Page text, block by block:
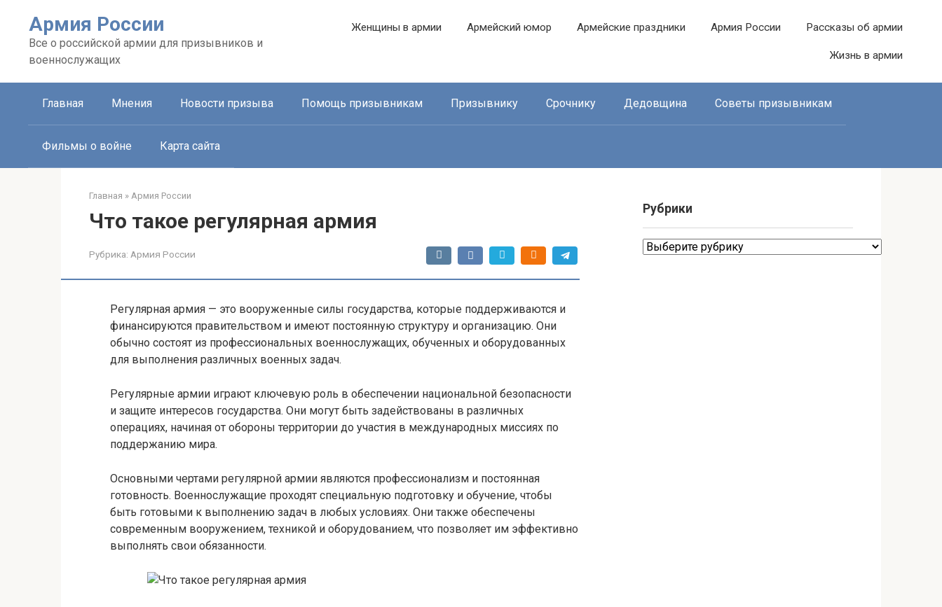
контенту
Армия России
Все о российской армии для призывников и
военнослужащих
Женщины в армии Армейский юмор Армейские праздники Армия России Рассказы об армии
Жизнь в армии
Главная Мнения Новости призыва Помощь призывникам Призывнику Срочнику Дедовщина Советы призывникам
Фильмы о войне Карта сайта
Главная » Армия России
Что такое регулярная армия
Рубрика: Армия России
Регулярная армия — это вооруженные силы государства, которые поддерживаются и
финансируются правительством и имеют постоянную структуру и организацию. Они
обычно состоят из профессиональных военнослужащих, обученных и оборудованных
для выполнения различных военных задач.
Регулярные армии играют ключевую роль в обеспечении национальной безопасности
и защите интересов государства. Они могут быть задействованы в различных
операциях, начиная от обороны территории до участия в международных миссиях по
поддержанию мира.
Основными чертами регулярной армии являются профессионализм и постоянная
готовность. Военнослужащие проходят специальную подготовку и обучение, чтобы
быть готовыми к выполнению задач в любых условиях. Они также обеспечены
современным вооружением, техникой и оборудованием, что позволяет им эффективно
выполнять свои обязанности.
Рубрики
Рубрики